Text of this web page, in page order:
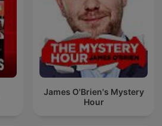
James O'Brien's Mystery
Hour